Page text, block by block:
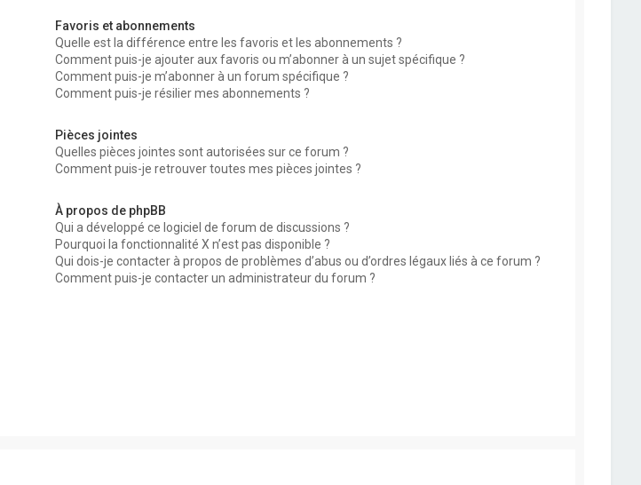
Favoris et abonnements
Quelle est la différence entre les favoris et les abonnements ?
Comment puis-je ajouter aux favoris ou m’abonner à un sujet spécifique ?
Comment puis-je m’abonner à un forum spécifique ?
Comment puis-je résilier mes abonnements ?
Pièces jointes
Quelles pièces jointes sont autorisées sur ce forum ?
Comment puis-je retrouver toutes mes pièces jointes ?
À propos de phpBB
Qui a développé ce logiciel de forum de discussions ?
Pourquoi la fonctionnalité X n’est pas disponible ?
Qui dois-je contacter à propos de problèmes d’abus ou d’ordres légaux liés à ce forum ?
Comment puis-je contacter un administrateur du forum ?